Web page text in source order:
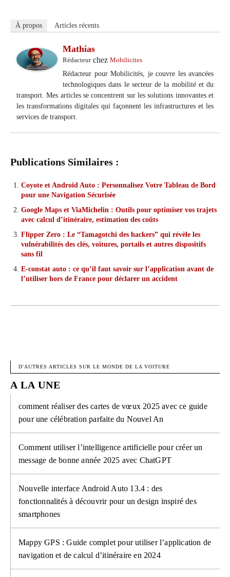
À propos Articles récents
Mathias
Rédacteurchez Mobilicites
Rédacteur pour Mobilicités, je couvre les avancées
technologiques dans le secteur de la mobilité et du
transport. Mes articles se concentrent sur les solutions innovantes et
les transformations digitales qui façonnent les infrastructures et les
services de transport.
Publications Similaires :
Coyote et Android Auto : Personnalisez Votre Tableau de Bord
pour une Navigation Sécurisée
Google Maps et ViaMichelin : Outils pour optimiser vos trajets
avec calcul d’itinéraire, estimation des coûts
Flipper Zero : Le “Tamagotchi des hackers” qui révèle les
vulnérabilités des clés, voitures, portails et autres dispositifs
sans fil
E-constat auto : ce qu’il faut savoir sur l’application avant de
l’utiliser hors de France pour déclarer un accident
D'AUTRES ARTICLES SUR LE MONDE DE LA VOITURE
A LA UNE
comment réaliser des cartes de vœux 2025 avec ce guide
pour une célébration parfaite du Nouvel An
Comment utiliser l’intelligence artificielle pour créer un
message de bonne année 2025 avec ChatGPT
Nouvelle interface Android Auto 13.4 : des
fonctionnalités à découvrir pour un design inspiré des
smartphones
Mappy GPS : Guide complet pour utiliser l’application de
navigation et de calcul d’itinéraire en 2024